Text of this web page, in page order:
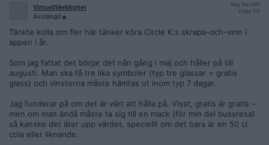
VirtuellVerklighet
Avstängd
Reg: Sep 2025
Inlägg: 532
Tänkte kolla om fler här tänker köra Circle K:s skrapa-och-vinn i
appen i år.
Som jag fattat det börjar det nån gång i maj och håller på till
augusti. Man ska få tre lika symboler (typ tre glassar = gratis
glass) och vinsterna måste hämtas ut inom typ 7 dagar.
Jag funderar på om det är värt att hålla på. Visst, gratis är gratis –
men om man ändå måste ta sig till en mack (för min del bussresa)
så kanske det äter upp värdet, speciellt om det bara är en 50 cl
cola eller liknande.